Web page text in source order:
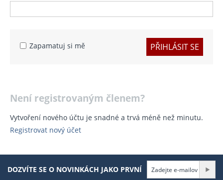
PŘIHLÁSIT SE
Zapamatuj si mě
Není registrovaným členem?
Vytvoření nového účtu je snadné a trvá méně než minutu.
Registrovat nový účet
DOZVÍTE SE O NOVINKÁCH JAKO PRVNÍ